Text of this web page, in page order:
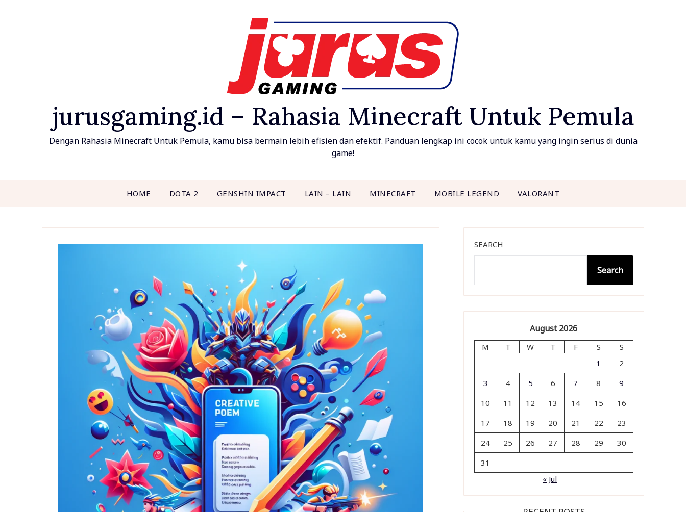
jurusgaming.id – Rahasia Minecraft Untuk Pemula
Dengan Rahasia Minecraft Untuk Pemula, kamu bisa bermain lebih efisien dan efektif. Panduan lengkap ini cocok untuk kamu yang ingin serius di dunia
game!
HOME DOTA 2 GENSHIN IMPACT LAIN – LAIN MINECRAFT MOBILE LEGEND VALORANT
SEARCH
Search
August 2026
M T W T F S
S
1
2
3
4 5 6 7 8
9
10
11 12 13 14 15
16
17
18 19 20 21 22
23
24
25 26 27 28 29
30
31
« Jul